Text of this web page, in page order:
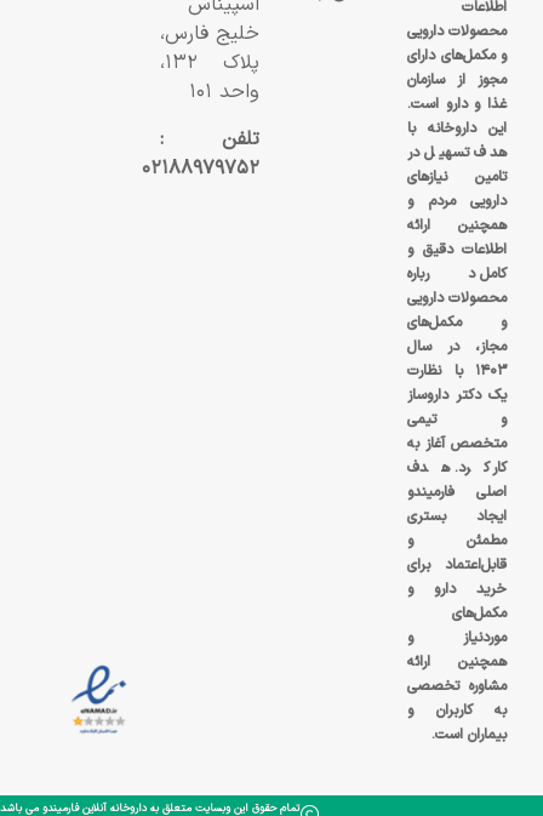
اطلاعات
محصولات دارویی
و مکمل‌های دارای
مجوز از سازمان
غذا و دارو است.
این داروخانه با
هدف تسهیل در
تامین نیازهای
دارویی مردم و
همچنین ارائه
اطلاعات دقیق و
کامل درباره
محصولات دارویی
و مکمل‌های
مجاز، در سال
۱۴۰۳ با نظارت
یک دکتر داروساز
و تیمی
متخصص آغاز به
کار کرد. هدف
اصلی فارمیندو
ایجاد بستری
مطمئن و
قابل‌اعتماد برای
خرید دارو و
مکمل‌های
موردنیاز و
همچنین ارائه
مشاوره تخصصی
به کاربران و
بیماران است.
خلیج فارس،
پلاک ۱۳۲،
واحد ۱۰۱
تلفن :
۰۲۱۸۸۹۷۹۷۵۲
تمام حقوق این وبسایت متعلق به داروخانه آنلاین فارمیندو می باشد